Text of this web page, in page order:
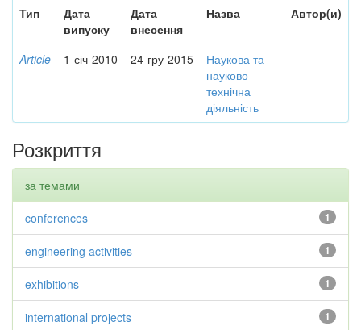
Тип
Дата
випуску
Дата
внесення
Назва Автор(и)
Article 1-січ-2010 24-гру-2015
Наукова та
науково-
технічна
діяльність
-
Розкриття
за темами
1
conferences
1
engineering activities
1
exhibitions
1
international projects